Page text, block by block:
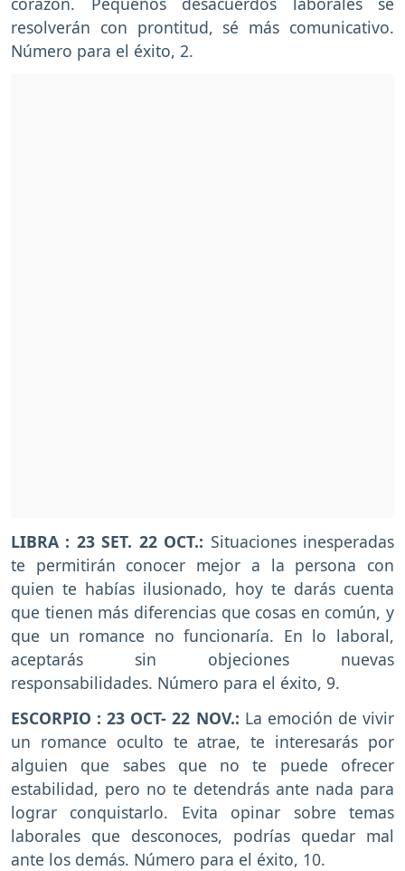
resolverán con prontitud, sé más comunicativo.
Número para el éxito, 2.
LIBRA : 23 SET. 22 OCT.: Situaciones inesperadas
te permitirán conocer mejor a la persona con
quien te habías ilusionado, hoy te darás cuenta
que tienen más diferencias que cosas en común, y
que un romance no funcionaría. En lo laboral,
aceptarás sin objeciones nuevas
responsabilidades. Número para el éxito, 9.
ESCORPIO : 23 OCT- 22 NOV.: La emoción de vivir
un romance oculto te atrae, te interesarás por
alguien que sabes que no te puede ofrecer
estabilidad, pero no te detendrás ante nada para
lograr conquistarlo. Evita opinar sobre temas
laborales que desconoces, podrías quedar mal
ante los demás. Número para el éxito, 10.